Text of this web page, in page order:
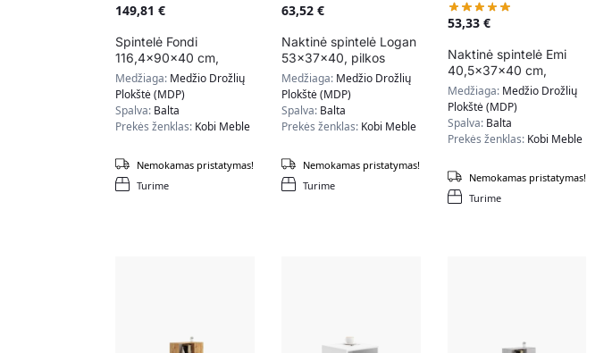
149,81 €
Spintelė Fondi
116,4x90x40 cm,
baltos / juodos spalvos
Medžiaga: Medžio Drožlių
Plokštė (MDP)
Spalva: Balta
Prekės ženklas: Kobi Meble
Turime
Nemokamas pristatymas!
63,52 €
Naktinė spintelė Logan
53x37x40, pilkos
spalvos
Medžiaga: Medžio Drožlių
Plokštė (MDP)
Spalva: Balta
Prekės ženklas: Kobi Meble
Turime
Nemokamas pristatymas!
53,33 €
Naktinė spintelė Emi
40,5x37x40 cm,
natūralios medžio
spalvos
Medžiaga: Medžio Drožlių
Plokštė (MDP)
Spalva: Balta
Prekės ženklas: Kobi Meble
Turime
Nemokamas pristatymas!